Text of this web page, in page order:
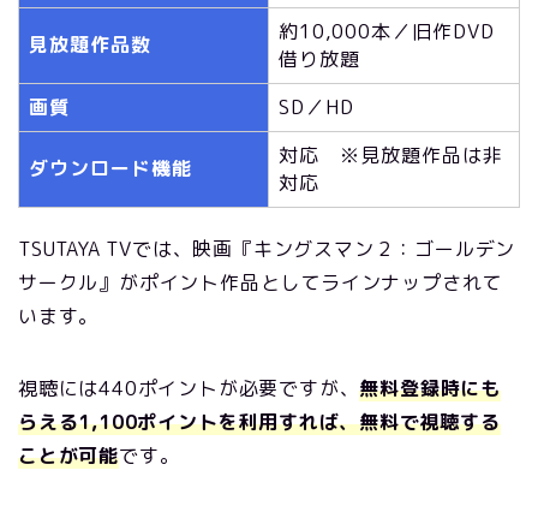
見放題作品数
約10,000本／旧作DVD
借り放題
画質
SD／HD
ダウンロード機能
対応 ※見放題作品は非
対応
TSUTAYA TVでは、映画『キングスマン２：ゴールデン
サークル』がポイント作品としてラインナップされて
います。
視聴には440ポイントが必要ですが、無料登録時にも
らえる1,100ポイントを利用すれば、無料で視聴する
ことが可能です。